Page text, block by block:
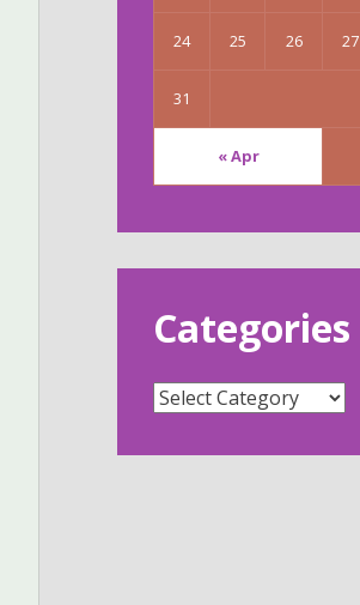
« Apr
24 25 26 27
31
Categories
Categories